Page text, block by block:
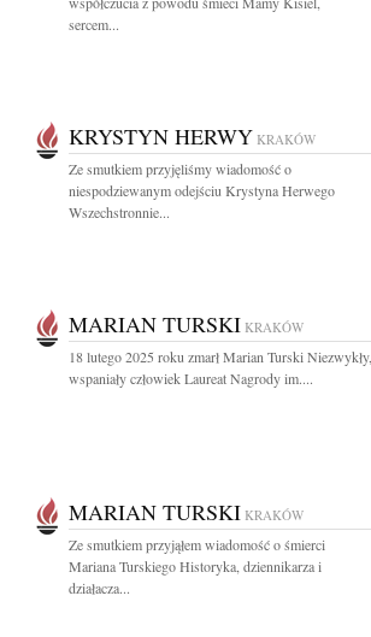
sercem...
KRYSTYN HERWY KRAKÓW
Ze smutkiem przyjęliśmy wiadomość o
niespodziewanym odejściu Krystyna Herwego
Wszechstronnie...
MARIAN TURSKI KRAKÓW
18 lutego 2025 roku zmarł Marian Turski Niezwykły,
wspaniały człowiek Laureat Nagrody im....
MARIAN TURSKI KRAKÓW
Ze smutkiem przyjąłem wiadomość o śmierci
Mariana Turskiego Historyka, dziennikarza i
działacza...